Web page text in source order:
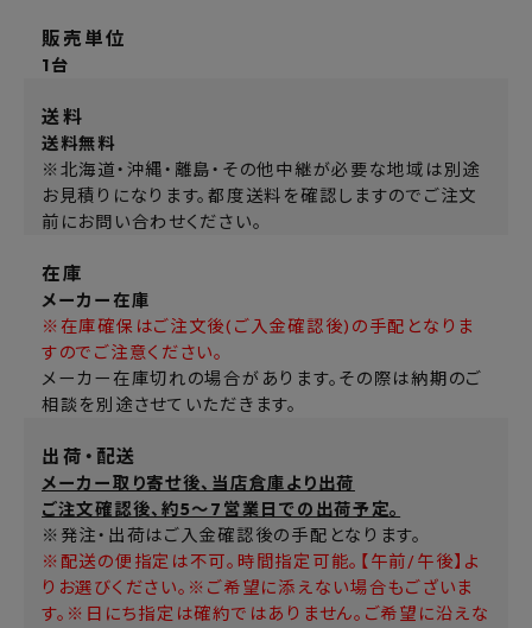
販売単位
1台
送料
送料無料
※北海道・沖縄・離島・その他中継が必要な地域は別途
お見積りになります。都度送料を確認しますのでご注文
前にお問い合わせください。
在庫
メーカー在庫
※在庫確保はご注文後(ご入金確認後)の手配となりま
すのでご注意ください。
メーカー在庫切れの場合があります。その際は納期のご
相談を別途させていただきます。
出荷・配送
メーカー取り寄せ後、当店倉庫より出荷
ご注文確認後、約5～7営業日での出荷予定。
※発注・出荷はご入金確認後の手配となります。
※配送の便指定は不可。時間指定可能。【午前/午後】よ
りお選びください。※ご希望に添えない場合もございま
す。※日にち指定は確約ではありません。ご希望に沿えな